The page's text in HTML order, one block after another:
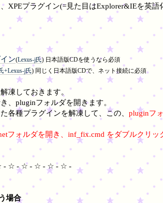
XPEプラグイン(=見た目はExplorer&IEを英
ン(Lexus-j氏) 日本語版CDを使うなら必須
+Lexus-j氏) 同じく日本語版CDで、ネット接続に必須
凍しておきます。
、pluginフォルダを開きます。
各種プラグインを解凍して、この、 pluginフ
フォルダを開き、inf_fix.cmd をダブルクリッ
- ☆ - ☆ - ☆ - ☆ - ☆ -
場合